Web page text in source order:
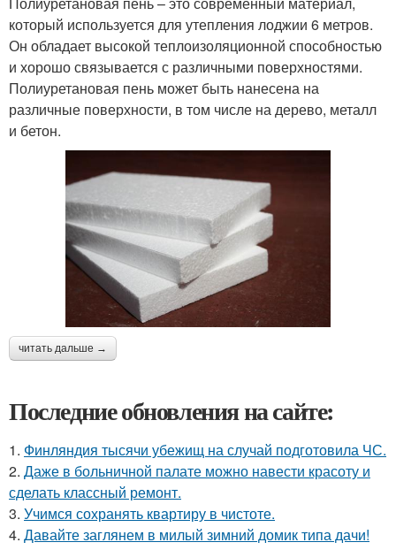
который используется для утепления лоджии 6 метров.
Он обладает высокой теплоизоляционной способностью
и хорошо связывается с различными поверхностями.
Полиуретановая пень может быть нанесена на
различные поверхности, в том числе на дерево, металл
и бетон.
читать дальше →
Последние обновления на сайте:
1. Финляндия тысячи убежищ на случай подготовила ЧС.
2. Даже в больничной палате можно навести красоту и
сделать классный ремонт.
3. Учимся сохранять квартиру в чистоте.
4. Давайте заглянем в милый зимний домик типа дачи!